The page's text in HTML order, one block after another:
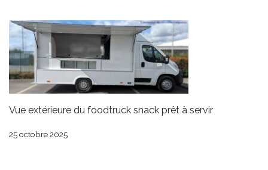
Vue extérieure du foodtruck snack prêt à servir
25 octobre 2025